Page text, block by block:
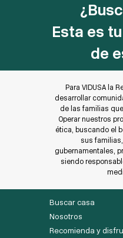
Esta es
de
Para VIDUSA la
desarrollar
de las familias
Operar nuestros
ética, buscando el
sus
gubernamentales,
siendo
Buscar casa
Nosotros
Recomienda y